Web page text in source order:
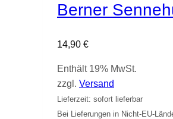
Berner
14,90 €
Enthält 19% MwSt.
zzgl. Versand
Lieferzeit: sofort lieferbar
Bei Lieferungen in Nicht-EU-